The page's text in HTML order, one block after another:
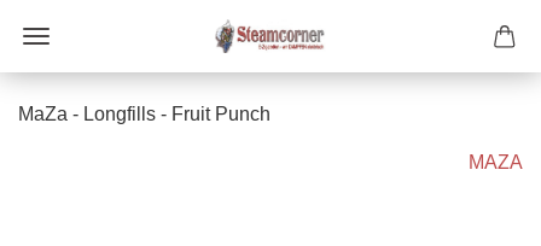
MaZa - Longfills - Fruit Punch
MAZA